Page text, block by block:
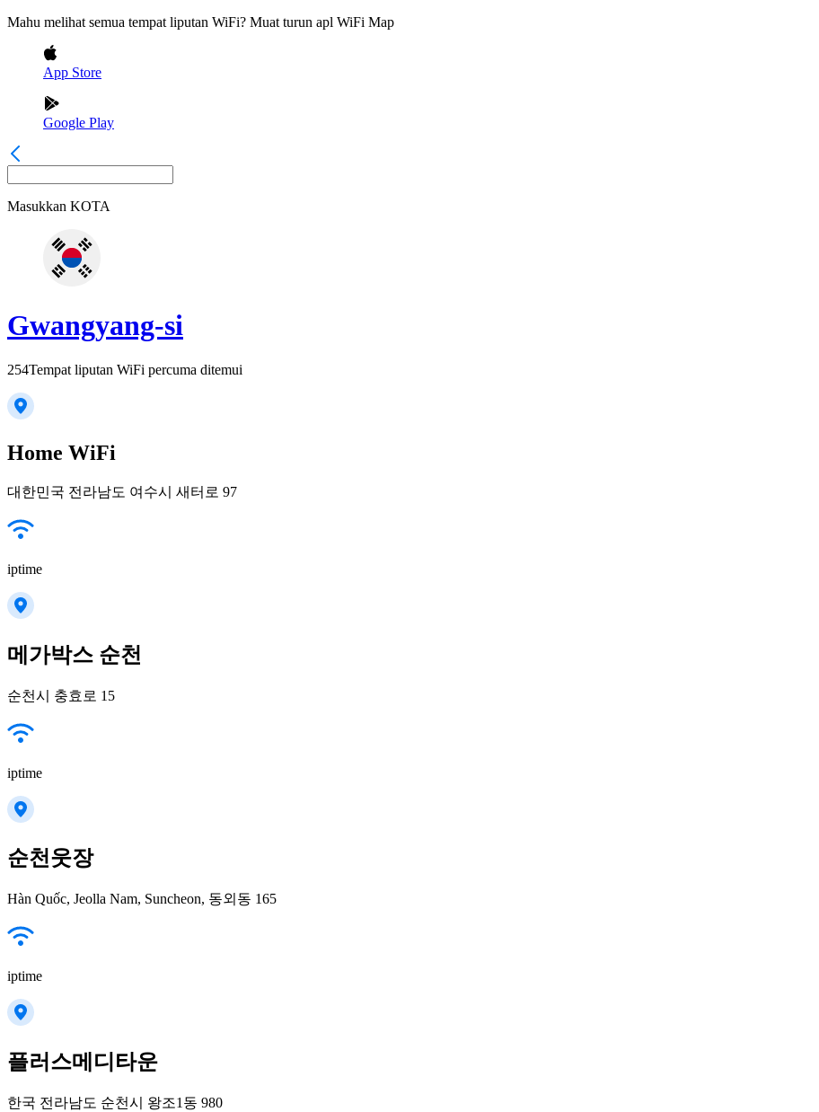
Mahu melihat semua tempat liputan WiFi? Muat turun apl WiFi Map
App Store
Google Play
Masukkan KOTA
Gwangyang-si
254Tempat liputan WiFi percuma ditemui
Home WiFi
대한민국 전라남도 여수시 새터로 97
iptime
메가박스 순천
순천시 충효로 15
iptime
순천웃장
Hàn Quốc, Jeolla Nam, Suncheon, 동외동 165
iptime
플러스메디타운
한국 전라남도 순천시 왕조1동 980